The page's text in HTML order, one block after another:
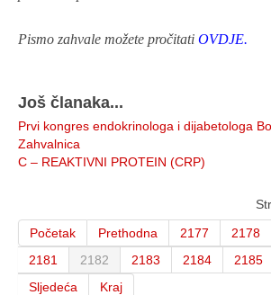
Pismo zahvale možete pročitati OVDJE.
Još članaka...
Prvi kongres endokrinologa i dijabetologa
Zahvalnica
C – REAKTIVNI PROTEIN (CRP)
Početak
Prethodna 2177 2178
2181
2182 2183 2184 2185
Sljedeća
Kraj